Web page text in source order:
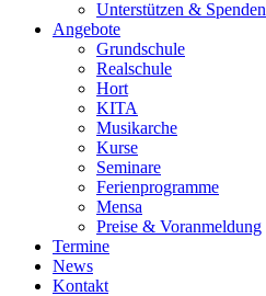
Unterstützen & Spenden
Angebote
Grundschule
Realschule
Hort
KITA
Musikarche
Kurse
Seminare
Ferienprogramme
Mensa
Preise & Voranmeldung
Termine
News
Kontakt